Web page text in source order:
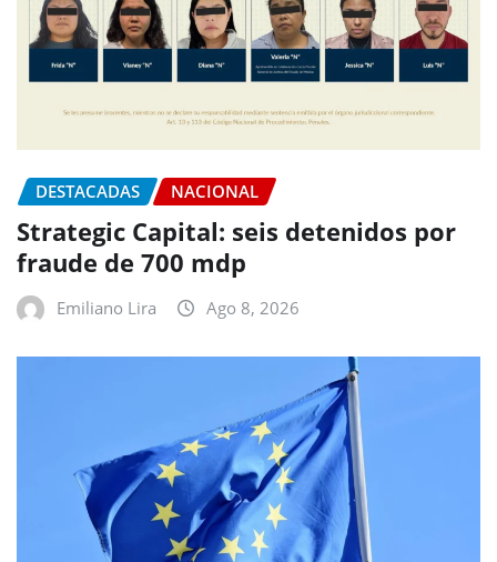
DESTACADAS NACIONAL
Strategic Capital: seis detenidos por
fraude de 700 mdp
Emiliano Lira Ago 8, 2026